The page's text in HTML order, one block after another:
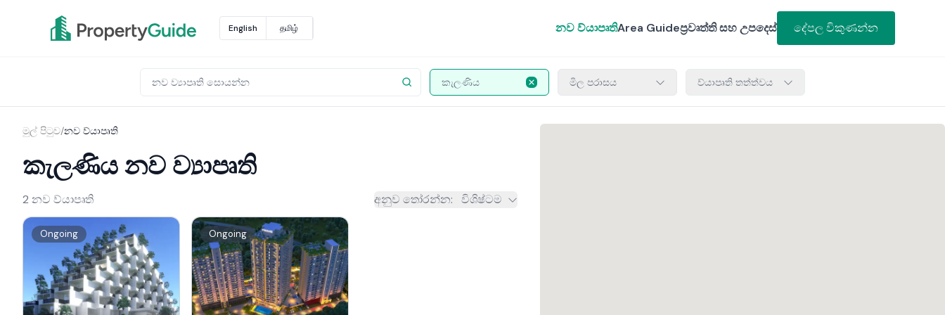
English தமிழ் නව ව්යාපෘතිArea Guideප්‍රවෘත්ති සහ උපදෙස් දේපල විකුණන්න
කැලණිය මිල පරාසය ව්යාපෘති තත්ත්වය
මුල් පිටුව/නව ව්යාපෘති
කැලණිය නව ව්‍යාපෘති
2 නව ව්යාපෘති අනුව තෝරන්න: විශිෂ්ටම
Ongoing Ongoing